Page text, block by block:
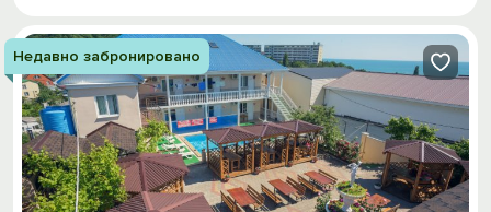
Недавно забронировано